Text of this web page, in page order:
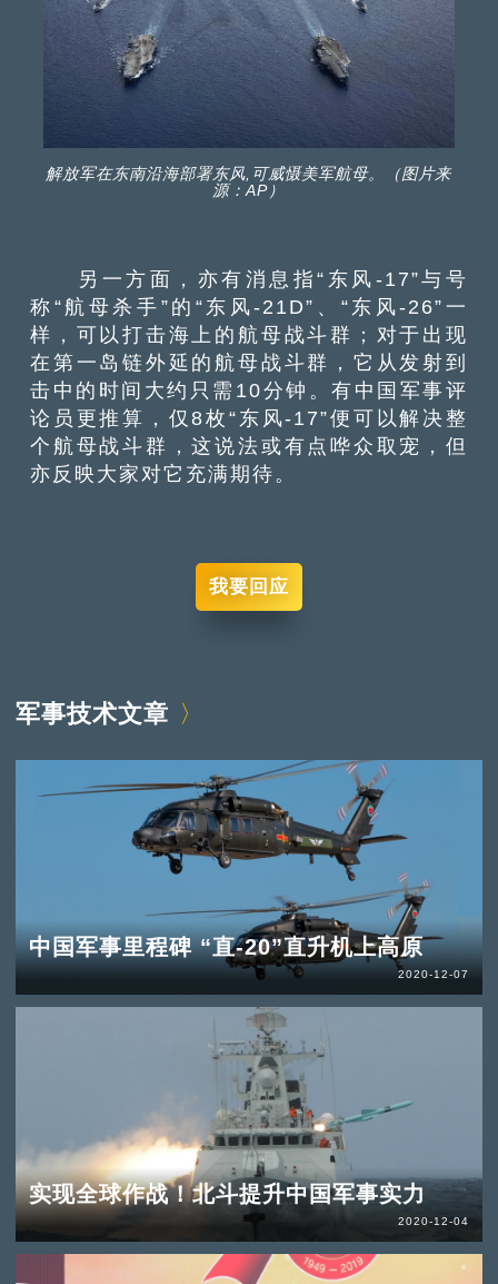
解放军在东南沿海部署东风,可威慑美军航母。（图片来
源：AP）
另一方面，亦有消息指“东风-17”与号
称“航母杀手”的“东风-21D”、“东风-26”一
样，可以打击海上的航母战斗群；对于出现
在第一岛链外延的航母战斗群，它从发射到
击中的时间大约只需10分钟。有中国军事评
论员更推算，仅8枚“东风-17”便可以解决整
个航母战斗群，这说法或有点哗众取宠，但
亦反映大家对它充满期待。
我要回应
军事技术文章
中国军事里程碑 “直-20”直升机上高原
2020-12-07
实现全球作战！北斗提升中国军事实力
2020-12-04